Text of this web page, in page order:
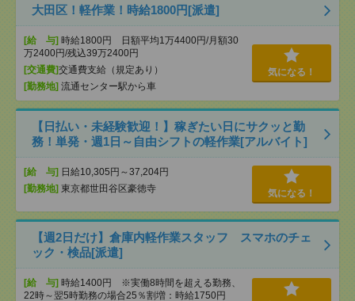
大田区！軽作業！時給1800円[派遣]
[給 与] 時給1800円 日額平均1万4400円/月額30
万2400円/残込39万2400円
[交通費]交通費支給（規定あり）
[勤務地] 流通センター駅から車
気になる！
【日払い・未経験歓迎！】稼ぎたい日にサクッと勤
務！単発・週1日～自由シフトの軽作業[アルバイト]
[給 与] 日給10,305円～37,204円
[勤務地] 東京都世田谷区豪徳寺 気になる！
【週2日だけ】倉庫内軽作業スタッフ スマホのチェ
ック・検品[派遣]
[給 与] 時給1400円 ※実働8時間を超える勤務、
22時～翌5時勤務の場合25％割増：時給1750円